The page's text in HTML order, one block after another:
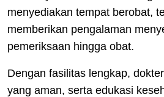
menyediakan tempat berobat,
memberikan pengalaman
pemeriksaan hingga obat.
Dengan fasilitas lengkap,
yang aman, serta edukasi